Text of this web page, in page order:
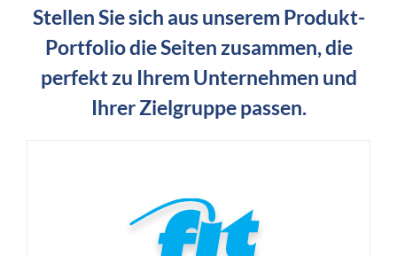
Stellen Sie sich aus unserem Produkt-
Portfolio die Seiten zusammen, die
perfekt zu Ihrem Unternehmen und
Ihrer Zielgruppe passen.